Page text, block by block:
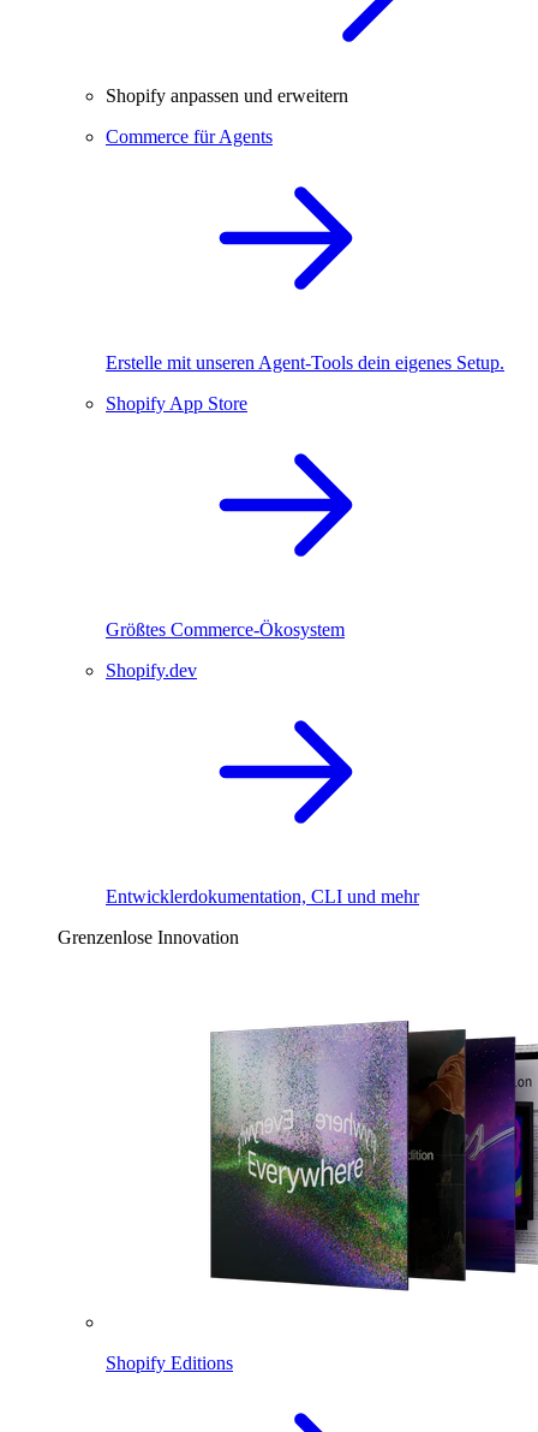
Shopify anpassen und erweitern
Commerce für Agents
Erstelle mit unseren Agent-Tools dein eigenes Setup.
Shopify App Store
Größtes Commerce-Ökosystem
Shopify.dev
Entwicklerdokumentation, CLI und mehr
Grenzenlose Innovation
Shopify Editions